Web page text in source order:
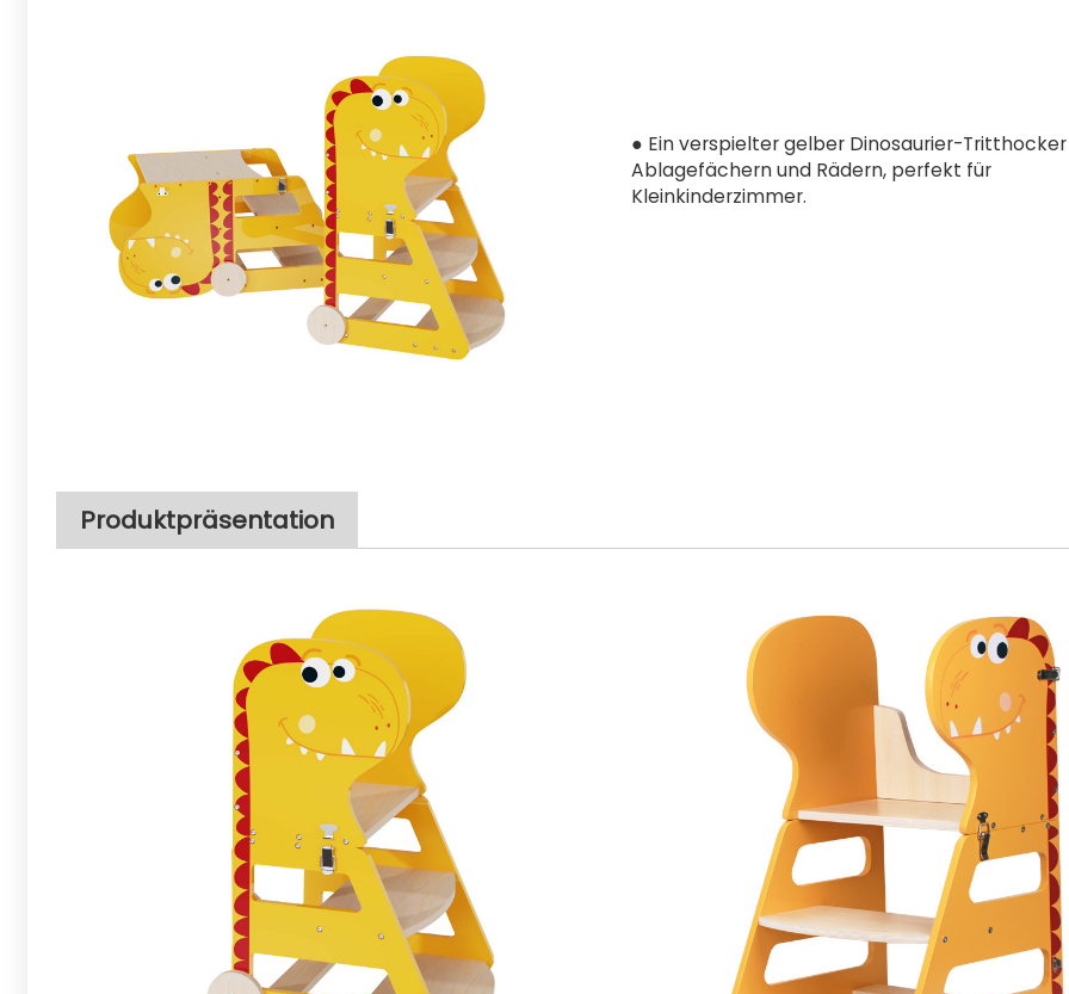
● Ein verspielter gelber Dinosaurier-
Ablagefächern und Rädern, perfekt für
Kleinkinderzimmer.
Produktpräsentation